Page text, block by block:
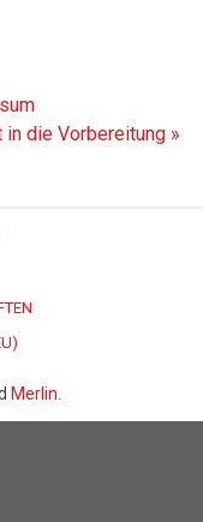
die Vorbereitung »
Merlin